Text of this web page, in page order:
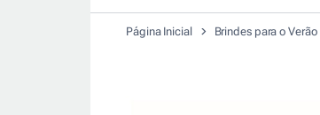
Página Inicial Brindes para o Verão